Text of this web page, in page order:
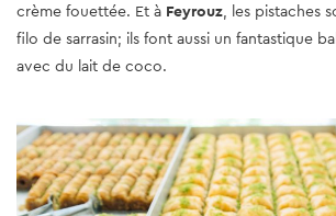
crème fouettée. Et à Feyrouz, les pistaches
filo de sarrasin; ils font aussi un fantastique
avec du lait de coco.